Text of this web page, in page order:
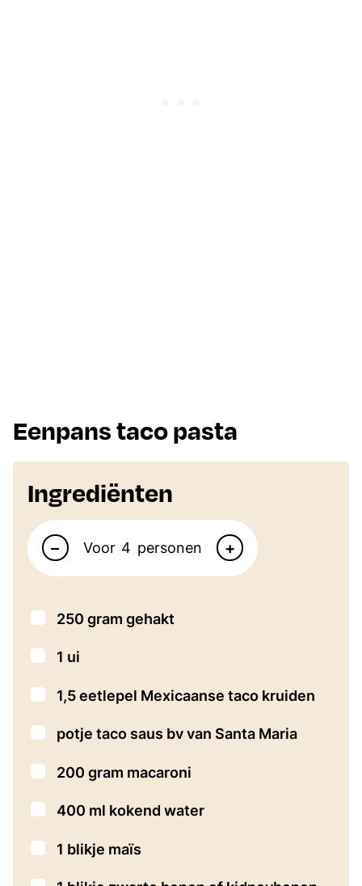
Eenpans taco pasta
Ingrediënten
Aantal personen
– Voor personen +
▢
250 gram gehakt
▢
1 ui
▢
1,5eetlepel Mexicaanse taco kruiden
▢
potje taco saus bv van Santa Maria
▢
200 gram macaroni
▢
400 ml kokend water
▢
1 blikje maïs